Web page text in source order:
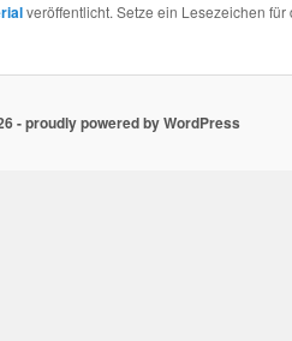
veröffentlicht. Setze ein Lesezeichen für
- proudly powered by WordPress